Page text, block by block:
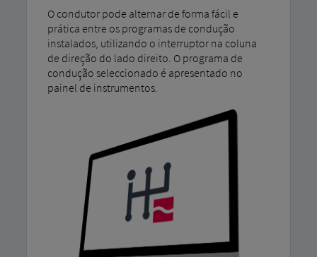
O condutor pode alternar de forma fácil e
prática entre os programas de condução
instalados, utilizando o interruptor na coluna
de direção do lado direito. O programa de
condução seleccionado é apresentado no
painel de instrumentos.